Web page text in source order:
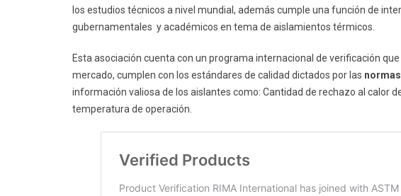
los estudios técnicos a nivel mundial, además cumple una función de
gubernamentales y académicos en tema de aislamientos térmicos.
Esta asociación cuenta con un programa internacional de verificación
mercado, cumplen con los estándares de calidad dictados por las
información valiosa de los aislantes como: Cantidad de rechazo al calor
temperatura de operación.